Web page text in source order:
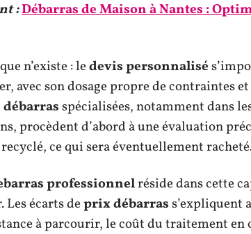
:Débarras de Maison à Nantes :
n’existe : ledevis personnalisé
avec son dosage propre de contraintes
spécialisées, notamment dans
procèdent d’abord à une évaluation
ce qui sera éventuellement
professionnelréside dans cette
écarts deprix débarrass’expliquent
à parcourir, le coût du traitement en